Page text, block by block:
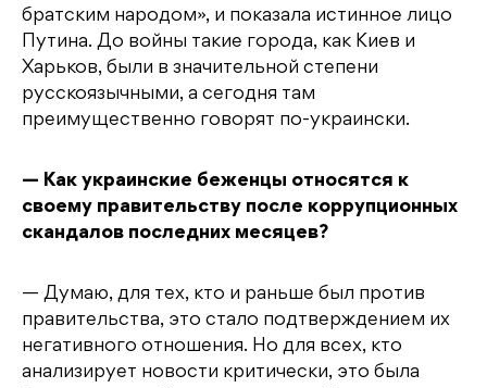
братским народом», и показала истинное лицо
Путина. До войны такие города, как Киев и
Харьков, были в значительной степени
русскоязычными, а сегодня там
преимущественно говорят по-украински.
— Как украинские беженцы относятся к
своему правительству после коррупционных
скандалов последних месяцев?
— Думаю, для тех, кто и раньше был против
правительства, это стало подтверждением их
негативного отношения. Но для всех, кто
анализирует новости критически, это была